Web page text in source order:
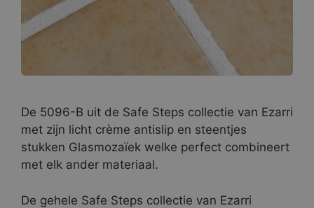
De 5096-B uit de Safe Steps collectie van Ezarri
met zijn licht crème antislip en steentjes
stukken Glasmozaïek welke perfect combineert
met elk ander materiaal.
De gehele Safe Steps collectie van Ezarri